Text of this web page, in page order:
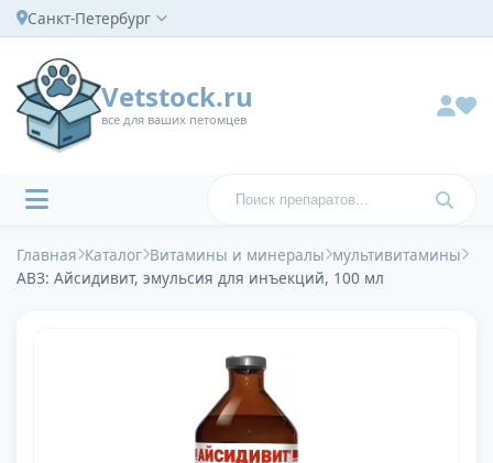
Санкт-Петербург
Vetstock.ru
все для ваших петомцев
Главная Каталог Витамины и минералы мультивитамины
АВЗ: Айсидивит, эмульсия для инъекций, 100 мл